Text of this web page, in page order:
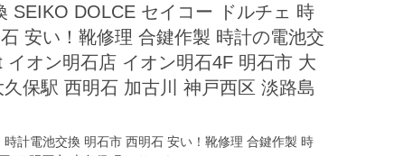
SEIKO DOLCE セイコー ドルチェ 時
安い！靴修理 合鍵作製 時計の電池交
オン明石店 イオン明石4F 明石市 大
保駅 西明石 加古川 神戸西区 淡路島
計電池交換 明石市 西明石 安い！靴修理 合鍵作製 時